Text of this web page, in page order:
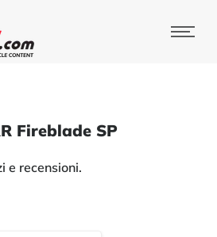
Fireblade SP
e recensioni.